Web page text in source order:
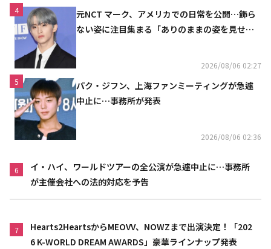
4
元NCT マーク、アメリカでの日常を公開…飾ら
ない姿に注目集まる「ありのままの姿を見せた
2026/08/06 02:27
5
パク・ジフン、上海ファンミーティングが急遽
中止に…事務所が発表
2026/08/06 02:36
6
イ・ハイ、ワールドツアーの全公演が急遽中止に…事務所
が主催会社への法的対応を予告
7
Hearts2HeartsからMEOVV、NOWZまで出演決定！「202
6 K-WORLD DREAM AWARDS」豪華ラインナップ発表